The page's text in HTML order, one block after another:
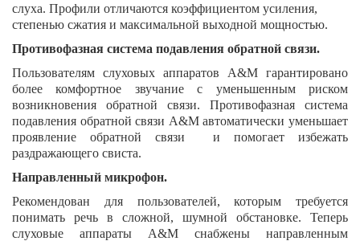
слуха. Профили отличаются коэффициентом усиления,
степенью сжатия и максимальной выходной мощностью.
Противофазная система подавления обратной связи.
Пользователям слуховых аппаратов A&M гарантировано
более комфортное звучание с уменьшенным риском
возникновения обратной связи. Противофазная система
подавления обратной связи A&M автоматически уменьшает
проявление обратной связи и помогает избежать
раздражающего свиста.
Направленный микрофон.
Рекомендован для пользователей, которым требуется
понимать речь в сложной, шумной обстановке. Теперь
слуховые аппараты A&M снабжены направленным